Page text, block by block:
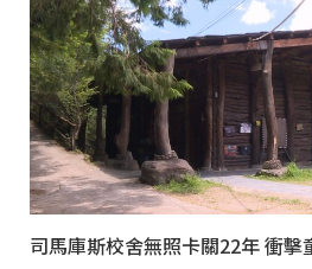
司馬庫斯校舍無照卡關22年 衝擊